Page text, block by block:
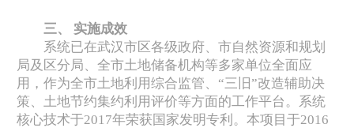
三、 实施成效
系统已在武汉市区各级政府、市自然资源和规划
局及区分局、全市土地储备机构等多家单位全面应
用，作为全市土地利用综合监管、“三旧”改造辅助决
策、土地节约集约利用评价等方面的工作平台。系统
核心技术于2017年荣获国家发明专利。本项目于2016